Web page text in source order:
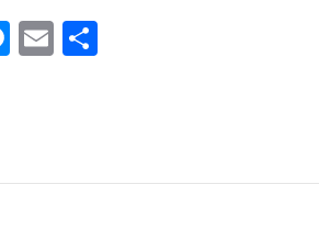
M
g
E
vi